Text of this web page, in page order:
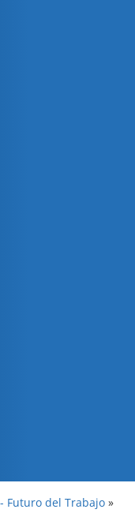
Futuro del Trabajo »